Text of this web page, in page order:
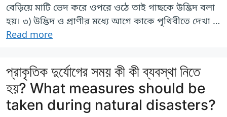
বেড়িয়ে মাটি ভেদ করে ওপরে ওঠে তাই গাছকে উদ্ভিদ বলা
হয়। ৩) উদ্ভিদ ও প্রাণীর মধ্যে আগে কাকে পৃথিবীতে দেখা …
Read more
প্রাকৃতিক দুর্যোগের সময় কী কী ব্যবস্থা নিতে
হয়? What measures should be
taken during natural disasters?